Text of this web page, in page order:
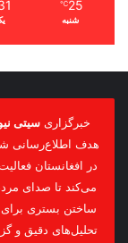
25
℃
شنبه
خبرگزاری سیتی
هدف اطلاع‌رسانی
در افغانستان
می‌کند تا صدای
ساختن بستری
تحلیل‌های دقیق و